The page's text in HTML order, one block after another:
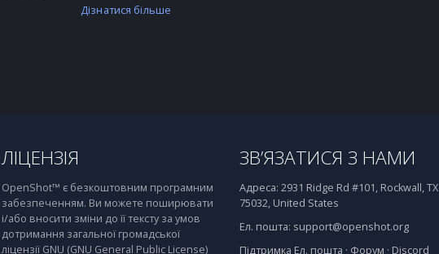
Дізнатися більше
ЛІЦЕНЗІЯ
OpenShot™ є безкоштовним програмним
забезпеченням. Ви можете поширювати
і/або вносити зміни до її тексту за умов
дотримання загальної громадської
ліцензії GNU (GNU General Public License)
ЗВ’ЯЗАТИСЯ З НАМИ
Адреса: 2931 Ridge Rd #101, Rockwall, TX
75032, United States
Ел. пошта: support@openshot.org
Підтримка Ел. пошта · Форум · Discord